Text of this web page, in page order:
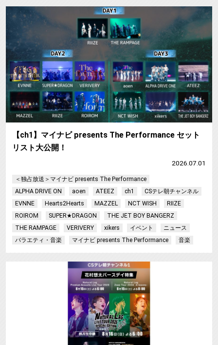
【ch1】マイナビ presents The Performance セット
リスト大公開！
2026.07.01
＜独占放送＞マイナビ presents The Performance
ALPHA DRIVE ON
aoen ATEEZ ch1
CSテレ朝チャンネル
EVNNE
Hearts2Hearts MAZZEL NCT WISH
RIIZE
ROIROM
SUPER★DRAGON
THE JET BOY BANGERZ
THE RAMPAGE
VERIVERY xikers イベント
ニュース
バラエティ・音楽
マイナビ presents The Performance 音楽